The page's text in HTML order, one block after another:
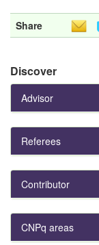
Share
Discover
Advisor
Referees
Contributor
CNPq areas